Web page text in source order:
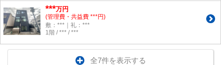
***万円
(管理費・共益費 ***円)
敷：***｜礼：***
1階 / *** / ***
全7件を表示する